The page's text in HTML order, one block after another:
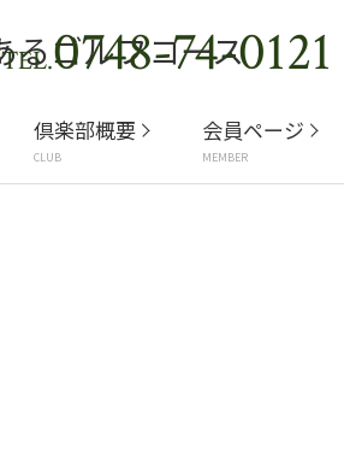
TEL.0748-74-0121
倶楽部概要
CLUB
会員ページ
MEMBER